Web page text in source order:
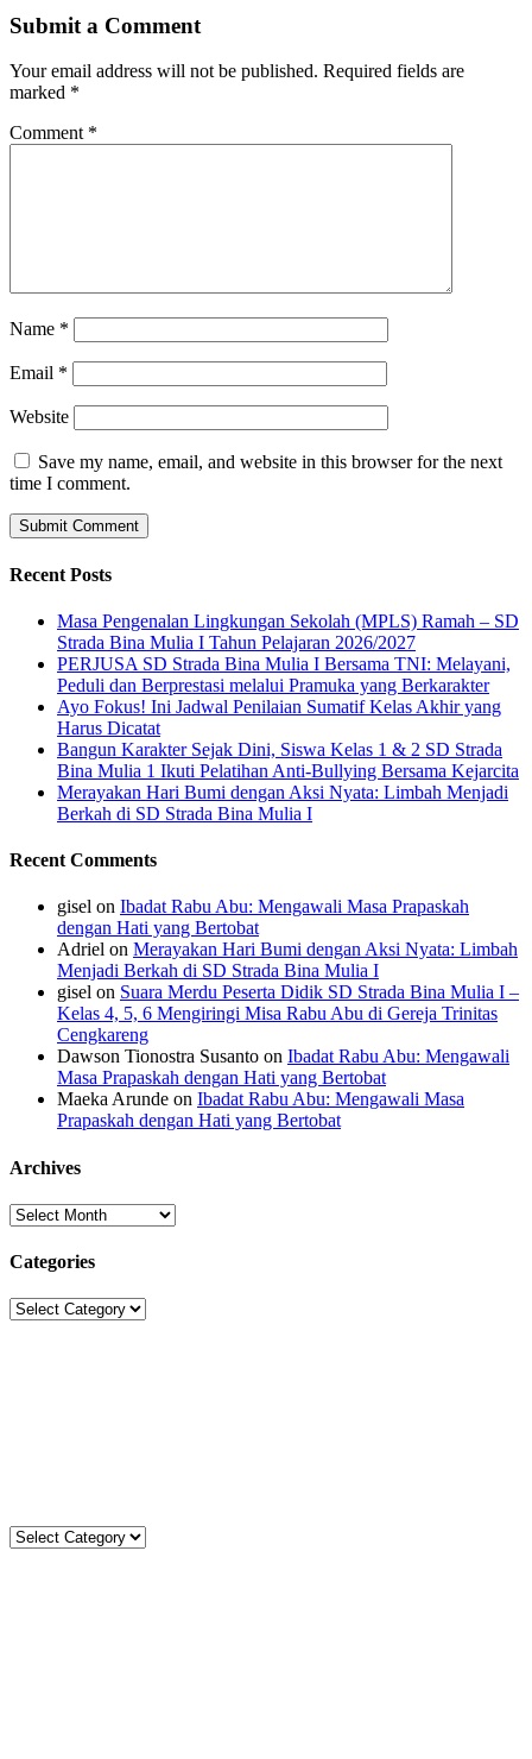
Submit a Comment
Your email address will not be published. Required fields are
marked *
Comment *
Name *
Email *
Website
Save my name, email, and website in this browser for the next
time I comment.
Recent Posts
Masa Pengenalan Lingkungan Sekolah (MPLS) Ramah – SD
Strada Bina Mulia I Tahun Pelajaran 2026/2027
PERJUSA SD Strada Bina Mulia I Bersama TNI: Melayani,
Peduli dan Berprestasi melalui Pramuka yang Berkarakter
Ayo Fokus! Ini Jadwal Penilaian Sumatif Kelas Akhir yang
Harus Dicatat
Bangun Karakter Sejak Dini, Siswa Kelas 1 & 2 SD Strada
Bina Mulia 1 Ikuti Pelatihan Anti-Bullying Bersama Kejarcita
Merayakan Hari Bumi dengan Aksi Nyata: Limbah Menjadi
Berkah di SD Strada Bina Mulia I
Recent Comments
gisel on Ibadat Rabu Abu: Mengawali Masa Prapaskah
dengan Hati yang Bertobat
Adriel on Merayakan Hari Bumi dengan Aksi Nyata: Limbah
Menjadi Berkah di SD Strada Bina Mulia I
gisel on Suara Merdu Peserta Didik SD Strada Bina Mulia I –
Kelas 4, 5, 6 Mengiringi Misa Rabu Abu di Gereja Trinitas
Cengkareng
Dawson Tionostra Susanto on Ibadat Rabu Abu: Mengawali
Masa Prapaskah dengan Hati yang Bertobat
Maeka Arunde on Ibadat Rabu Abu: Mengawali Masa
Prapaskah dengan Hati yang Bertobat
Archives
Archives
Categories
Categories
Kategori